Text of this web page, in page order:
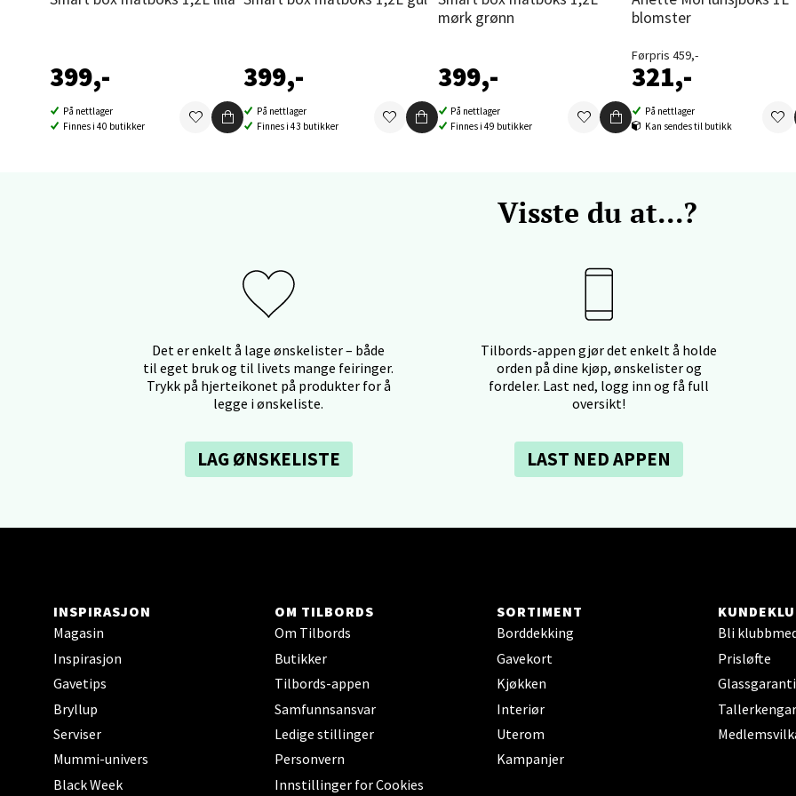
399,-
På nettlager
Finnes i 40 butikker
399,-
På nettlager
Finnes i 43 butikker
mørk grønn
399,-
På nettlager
Finnes i 49 butikker
blomster
Førpris 459,-
321,-
På nettlager
Kan sendes til butikk
Visste du at...?
Det er enkelt å lage ønskelister – både
til eget bruk og til livets mange feiringer.
Trykk på hjerteikonet på produkter for å
legge i ønskeliste.
LAG ØNSKELISTE
Tilbords-appen gjør det enkelt å holde
orden på dine kjøp, ønskelister og
fordeler. Last ned, logg inn og få full
oversikt!
LAST NED APPEN
INSPIRASJON
Magasin
Inspirasjon
Gavetips
Bryllup
Serviser
Mummi-univers
Black Week
OM TILBORDS
Om Tilbords
Butikker
Tilbords-appen
Samfunnsansvar
Ledige stillinger
Personvern
Innstillinger for Cookies
SORTIMENT
Borddekking
Gavekort
Kjøkken
Interiør
Uterom
Kampanjer
Bli
Prisløfte
Glassgaranti
Orkanger - Thon Senter Orkanger
Thon Senter Orkanger, Orkdalsveien 113, 7300 Orkanger
Åpent i dag 09-20
Brodtkorbsgate 7, 1338 Sandvika
Sartorvegen 12, 5353 Straume
Åpent i dag 10-21
Falkenborgveien 5, 7044 Trondheim
Ski - Thon Senter Ski
Ski Storsenter, Jernbanesvingen 6, 1400 Ski
Åpent i dag 10-21
0 i butikk